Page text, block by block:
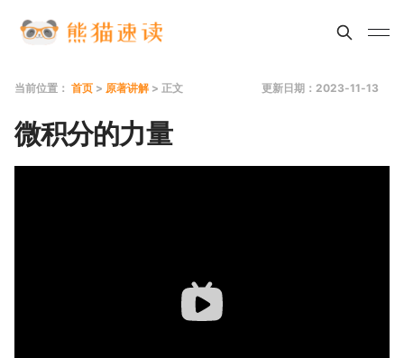
当前位置： 首页 > 原著讲解 > 正文 更新日期：2023-11-13
微积分的力量